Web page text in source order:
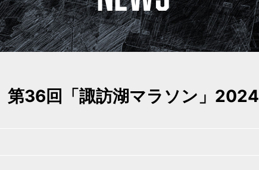
第36回「諏訪湖マラソン」2024